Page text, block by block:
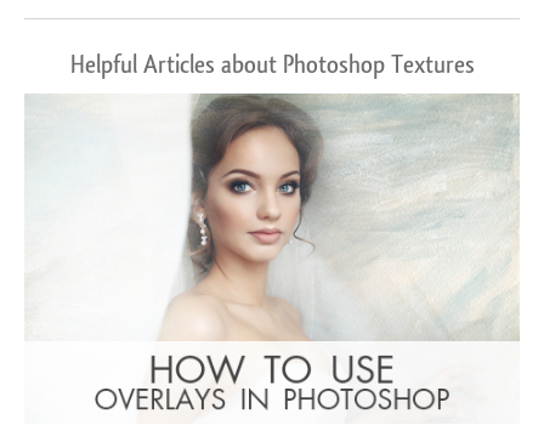
Helpful Articles about Photoshop Textures